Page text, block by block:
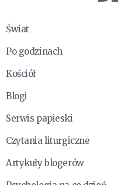
Świat
Po godzinach
Kościół
Blogi
Serwis papieski
Czytania liturgiczne
Artykuły blogerów